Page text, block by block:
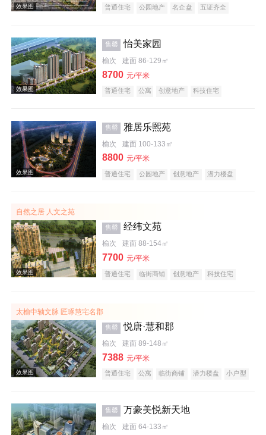
效果图
效果图
普通住宅 公园地产 名企盘 五证齐全
售罄 怡美家园
榆次 建面 86-129㎡
8700 元/平米
普通住宅 公寓 创意地产
科技住宅
售罄
雅居乐熙苑
榆次 建面 100-133㎡
8800 元/平米
普通住宅 公园地产 创意地产
潜力楼盘
自然之居 人文之苑
售罄 经纬文苑
榆次 建面 88-154㎡
7700 元/平米
普通住宅 临街商铺 创意地产
科技住宅
太榆中轴文脉 匠琢慧宅名郡
售罄 悦唐·慧和郡
榆次 建面 89-148㎡
7388 元/平米
普通住宅 公寓 临街商铺 潜力楼盘
小户型
售罄 万豪美悦新天地
榆次 建面 64-133㎡